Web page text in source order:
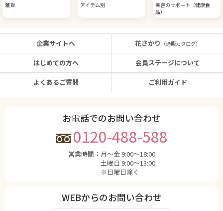
雑貨 アイテム別
美容のサポート（健康食
品）
企業サイトへ
はじめての方へ
よくあるご質問
花さかり （通販カタログ）
会員ステージについて
ご利用ガイド
お電話でのお問い合わせ
0120-488-588
営業時間： 月〜金 9:00〜18:00
土曜日 9:00〜13:00
※日曜日除く
WEBからのお問い合わせ